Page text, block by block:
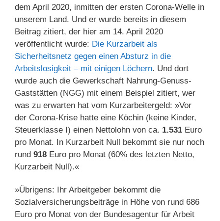
dem April 2020, inmitten der ersten Corona-Welle in
unserem Land. Und er wurde bereits in diesem
Beitrag zitiert, der hier am 14. April 2020
veröffentlicht wurde: Die Kurzarbeit als
Sicherheitsnetz gegen einen Absturz in die
Arbeitslosigkeit – mit einigen Löchern. Und dort
wurde auch die Gewerkschaft Nahrung-Genuss-
Gaststätten (NGG) mit einem Beispiel zitiert, wer
was zu erwarten hat vom Kurzarbeitergeld: »Vor
der Corona-Krise hatte eine Köchin (keine Kinder,
Steuerklasse I) einen Nettolohn von ca. 1.531 Euro
pro Monat. In Kurzarbeit Null bekommt sie nur noch
rund 918 Euro pro Monat (60% des letzten Netto,
Kurzarbeit Null).«
»Übrigens: Ihr Arbeitgeber bekommt die
Sozialversicherungsbeiträge in Höhe von rund 686
Euro pro Monat von der Bundesagentur für Arbeit